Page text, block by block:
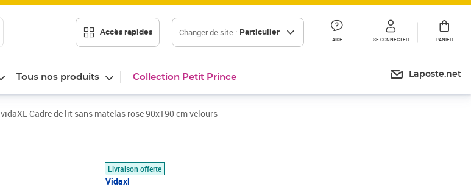
Accès rapides Changer de site : Particulier
AIDE SE CONNECTER PANIER
Tous nos produits Collection Petit Prince Laposte.net
vidaXL Cadre de lit sans matelas rose 90x190 cm velours
Livraison offerte
Vidaxl
Prix barré 144,99 €
Prix 128,89€